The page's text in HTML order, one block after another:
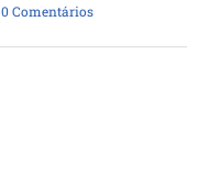
0 Comentários